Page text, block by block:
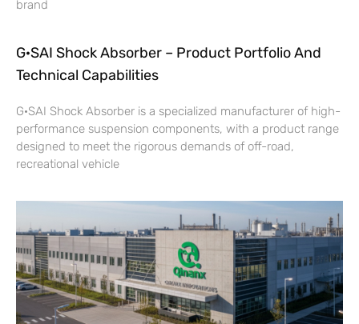
brand
G·SAI Shock Absorber – Product Portfolio And
Technical Capabilities
G·SAI Shock Absorber is a specialized manufacturer of high-
performance suspension components, with a product range
designed to meet the rigorous demands of off-road,
recreational vehicle